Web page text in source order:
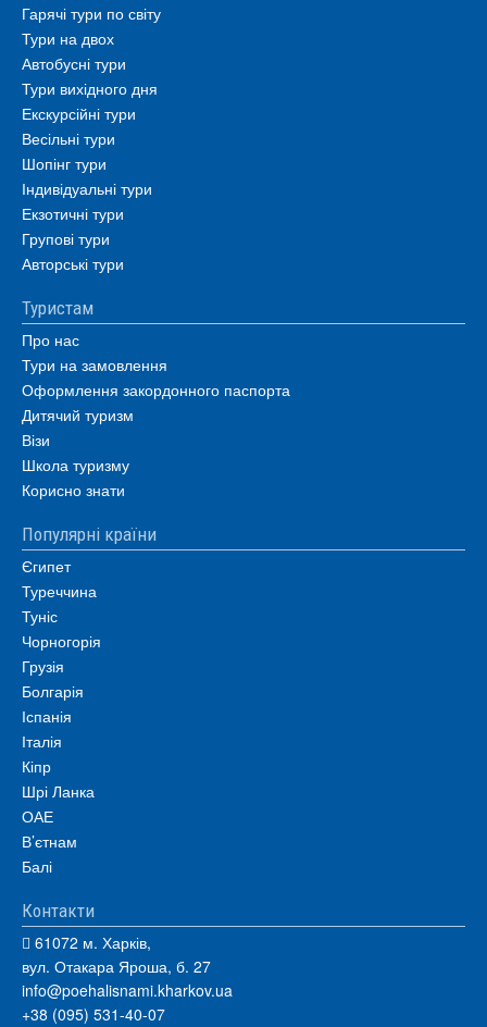
Гарячі тури по світу
Тури на двох
Автобусні тури
Тури вихідного дня
Екскурсійні тури
Весільні тури
Шопінг тури
Індивідуальні тури
Екзотичні тури
Групові тури
Авторські тури
Туристам
Про нас
Тури на замовлення
Оформлення закордонного паспорта
Дитячий туризм
Візи
Школа туризму
Корисно знати
Популярні країни
Єгипет
Туреччина
Туніс
Чорногорія
Грузія
Болгарія
Іспанія
Італія
Кіпр
Шрі Ланка
ОАЕ
В’єтнам
Балі
Контакти
61072 м. Харків,
вул. Отакара Яроша, б. 27
info@poehalisnami.kharkov.ua
+38 (095) 531-40-07